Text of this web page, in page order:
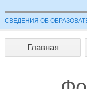
СВЕДЕНИЯ ОБ
Главная